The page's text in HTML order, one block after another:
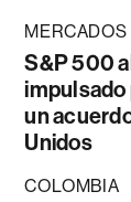
MERCADOS
S&P 500
impulsado
un
Unidos
COLOMBIA